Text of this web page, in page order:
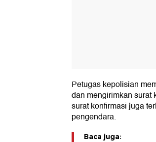
Petugas kepolisian
dan mengirimkan surat
surat konfirmasi juga
pengendara.
Baca juga: